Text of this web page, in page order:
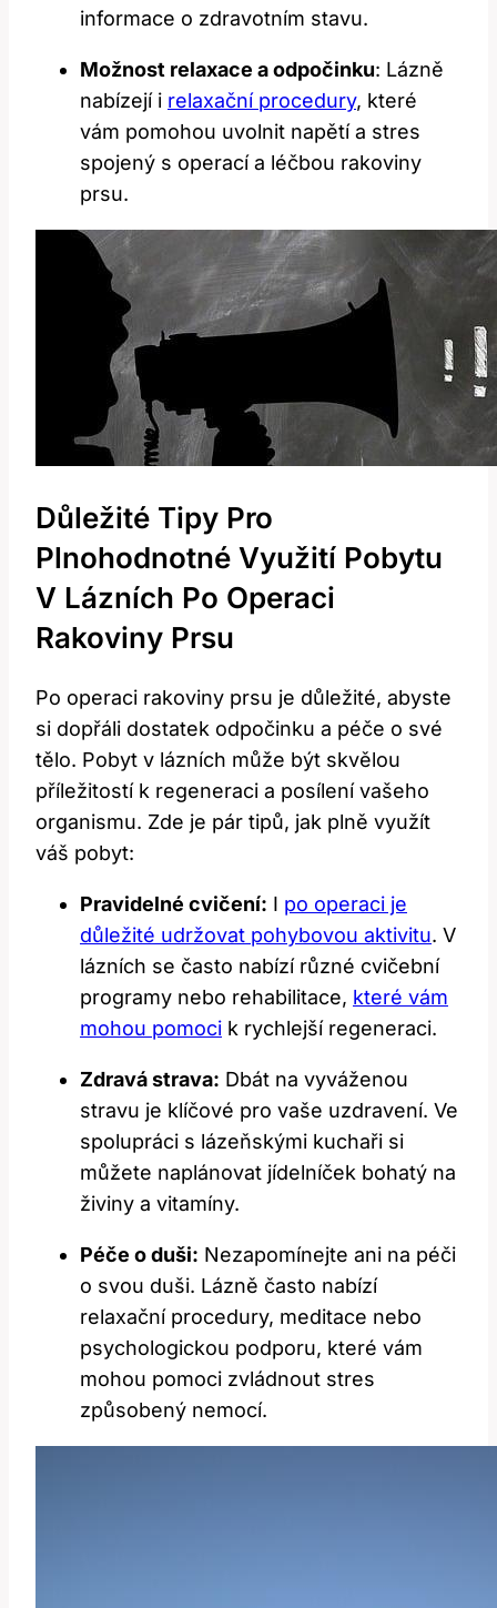
informace o zdravotním stavu.
Možnost relaxace a odpočinku: Lázně
nabízejí i relaxační procedury, které
vám pomohou uvolnit napětí a stres
spojený s operací a léčbou rakoviny
prsu.
Důležité Tipy Pro
Plnohodnotné Využití Pobytu
V Lázních Po Operaci
Rakoviny Prsu
Po operaci rakoviny prsu je důležité, abyste
si dopřáli dostatek odpočinku a péče o své
tělo. Pobyt v lázních může být skvělou
příležitostí k regeneraci a posílení vašeho
organismu. Zde je pár tipů, jak plně využít
váš pobyt:
Pravidelné cvičení: I po operaci je
důležité udržovat pohybovou aktivitu. V
lázních se často nabízí různé cvičební
programy nebo rehabilitace, které vám
mohou pomoci k rychlejší regeneraci.
Zdravá strava: Dbát na vyváženou
stravu je klíčové pro vaše uzdravení. Ve
spolupráci s lázeňskými kuchaři si
můžete naplánovat jídelníček bohatý na
živiny a vitamíny.
Péče o duši: Nezapomínejte ani na péči
o svou duši. Lázně často nabízí
relaxační procedury, meditace nebo
psychologickou podporu, které vám
mohou pomoci zvládnout stres
způsobený nemocí.